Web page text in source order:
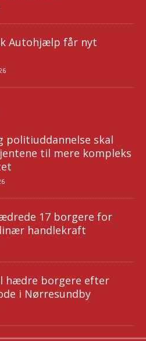
Autohjælp får nyt
politiuddannelse skal
til mere kompleks
17 borgere for
handlekraft
hædre borgere efter
i Nørresundby